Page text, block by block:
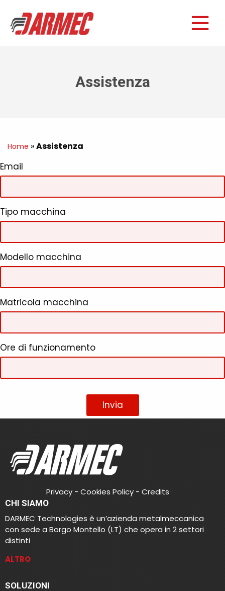
Assistenza
Home »Assistenza
Email
Tipo macchina
Modello macchina
Matricola macchina
Ore di funzionamento
Privacy- Cookies Policy- Credits
CHI SIAMO
DARMEC Technologies è un’azienda metalmeccanica
con sede a Borgo Montello (LT) che opera in 2 settori
distinti
ALTRO
SOLUZIONI